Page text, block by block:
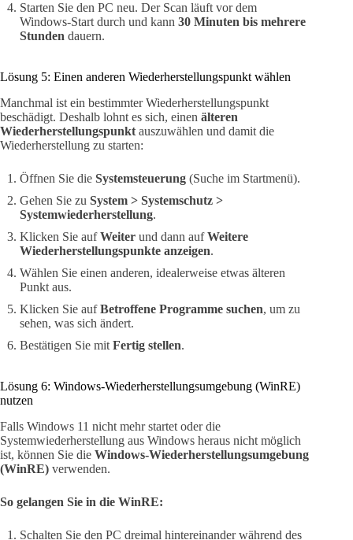
Starten Sie den PC neu. Der Scan läuft vor dem
Windows-Start durch und kann 30 Minuten bis mehrere
Stunden dauern.
Lösung 5: Einen anderen Wiederherstellungspunkt wählen
Manchmal ist ein bestimmter Wiederherstellungspunkt
beschädigt. Deshalb lohnt es sich, einen älteren
Wiederherstellungspunkt auszuwählen und damit die
Wiederherstellung zu starten:
Öffnen Sie die Systemsteuerung (Suche im Startmenü).
Gehen Sie zu System > Systemschutz >
Systemwiederherstellung.
Klicken Sie aufWeiter und dann aufWeitere
Wiederherstellungspunkte anzeigen.
Wählen Sie einen anderen, idealerweise etwas älteren
Punkt aus.
Klicken Sie aufBetroffene Programme suchen, um zu
sehen, was sich ändert.
Bestätigen Sie mit Fertig stellen.
Lösung 6: Windows-Wiederherstellungsumgebung (WinRE)
nutzen
Falls Windows 11 nicht mehr startet oder die
Systemwiederherstellung aus Windows heraus nicht möglich
ist, können Sie die Windows-Wiederherstellungsumgebung
(WinRE) verwenden.
So gelangen Sie in die WinRE:
Schalten Sie den PC dreimal hintereinander während des